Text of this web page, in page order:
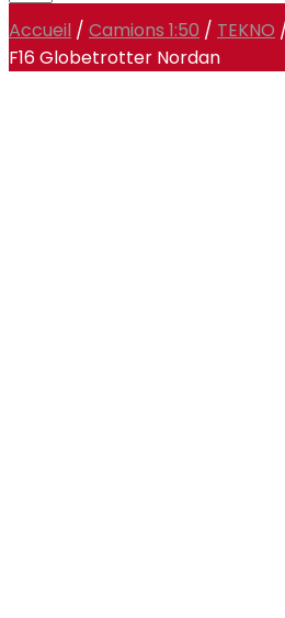
Accueil / Camions 1:50 / TEKNO
F16 Globetrotter Nordan